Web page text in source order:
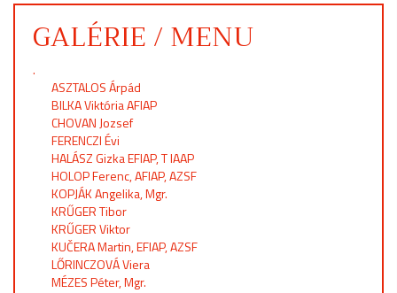
GALÉRIE / MENU
.
ASZTALOS Árpád
BILKA Viktória AFIAP
CHOVAN Jozsef
FERENCZI Évi
HALÁSZ Gizka EFIAP, T IAAP
HOLOP Ferenc, AFIAP, AZSF
KOPJÁK Angelika, Mgr.
KRŰGER Tibor
KRŰGER Viktor
KUČERA Martin, EFIAP, AZSF
LŐRINCZOVÁ Viera
MÉZES Péter, Mgr.